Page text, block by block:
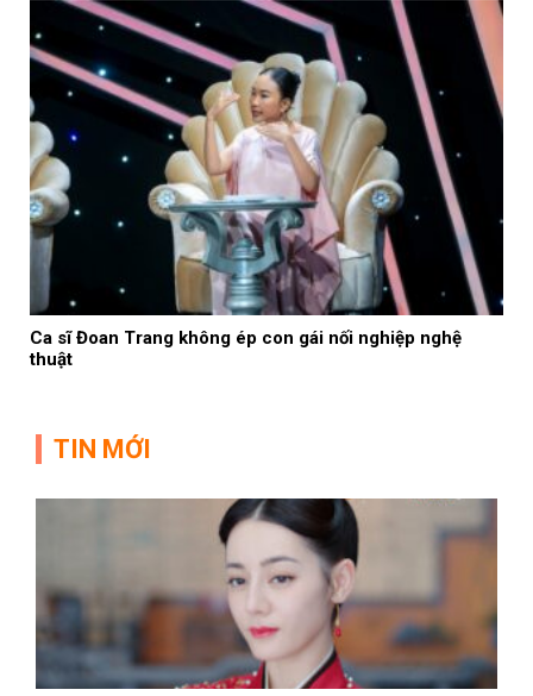
Ca sĩ Đoan Trang không ép con gái nối nghiệp nghệ
thuật
TIN MỚI